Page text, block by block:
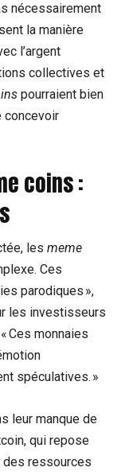
nécessairement
la manière
l’argent
collectives et
pourraient bien
concevoir
coins :
les meme
Ces
parodiques »,
les investisseurs
Ces monnaies
spéculatives. »
leur manque de
qui repose
des ressources